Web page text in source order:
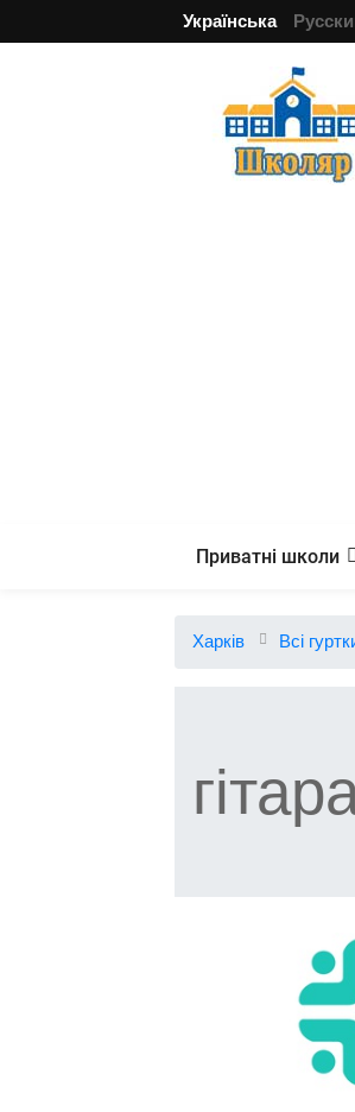
Українська
Приватні школи
Харків Всі